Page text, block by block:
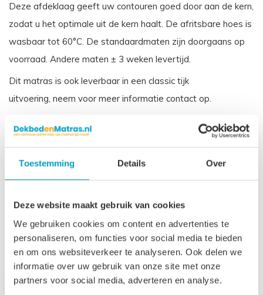
Toestemming Details Over
Deze website maakt gebruik van cookies
We gebruiken cookies om content en advertenties te
personaliseren, om functies voor social media te bieden
en om ons websiteverkeer te analyseren. Ook delen we
informatie over uw gebruik van onze site met onze
partners voor social media, adverteren en analyse.
Deze afdeklaag geeft uw contouren goed door aan de kern,
zodat u het optimale uit de kern haalt. De afritsbare hoes is
wasbaar tot 60°C. De standaardmaten zijn doorgaans op
voorraad. Andere maten ± 3 weken levertijd.
Dit matras is ook leverbaar in een classic tijk
uitvoering, neem voor meer informatie contact op.
2% afwijken in afmeting. Maatwerk matrassen zijn niet
Gerelateerde producten